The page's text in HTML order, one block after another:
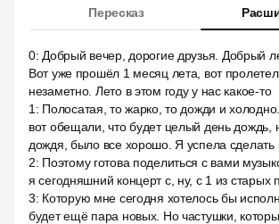
Пересказ
0: Добрый вечер, дорогие друзья. Добрый
Вот уже прошёл 1 месяц лета, вот пролетел
незаметно. Лето в этом году у нас какое-то
1 : Полосатая, то жарко, то дожди и
вот обещали, что будет целый день дождь,
дождя, было все хорошо. Я успела сделать
2: Поэтому готова поделиться с вами
я сегодняшний концерт с, ну, с 1 из старых
3: Которую мне сегодня хотелось бы
будет ещё пара новых. Но частушки,